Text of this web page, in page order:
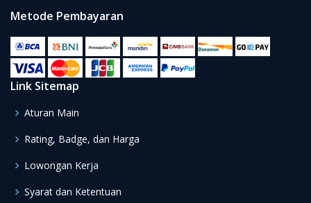
Metode Pembayaran
Link Sitemap
Aturan Main
Rating, Badge, dan Harga
Lowongan Kerja
Syarat dan Ketentuan